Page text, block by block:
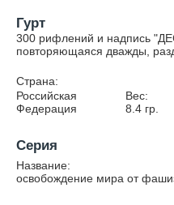
Гурт
300 рифлений и надпись
повторяющаяся дважды,
Страна:
Российская
Федерация
Вес:
8.4гр.
Серия
Название:
освобождение мира от